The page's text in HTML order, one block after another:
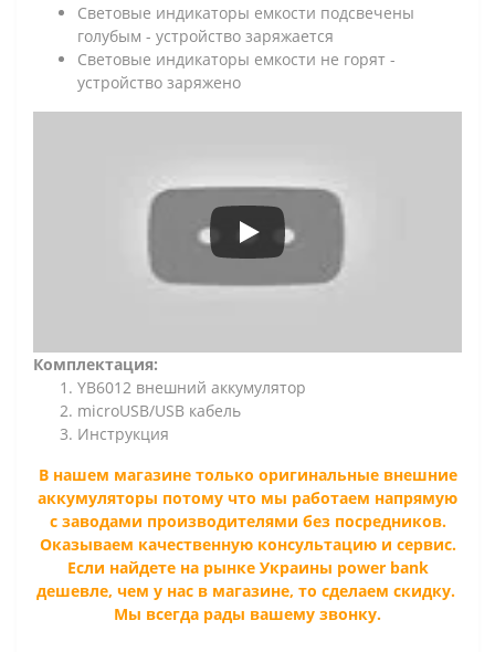
Световые индикаторы емкости подсвечены
голубым - устройство заряжается
Световые индикаторы емкости не горят -
устройство заряжено
Комплектация:
YB6012 внешний аккумулятор
microUSB/USB кабель
Инструкция
В нашем магазине только оригинальные внешние
аккумуляторы потому что мы работаем напрямую
с заводами производителями без посредников.
Оказываем качественную консультацию и сервис.
Если найдете на рынке Украины power bank
дешевле, чем у нас в магазине, то сделаем скидку.
Мы всегда рады вашему звонку.